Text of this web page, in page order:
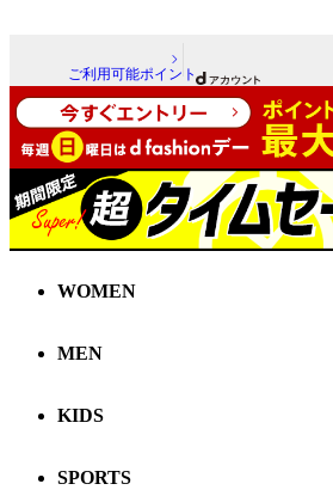
ご利用可能ポイント
WOMEN
MEN
KIDS
SPORTS